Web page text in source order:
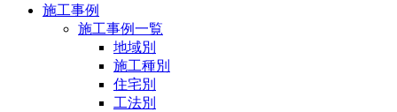
施工事例
施工事例一覧
地域別
施工種別
住宅別
工法別